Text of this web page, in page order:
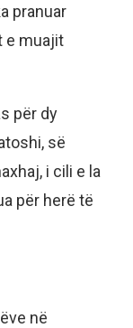
pranuar
e muajit
për dy
së
i cili e la
për herë të
në